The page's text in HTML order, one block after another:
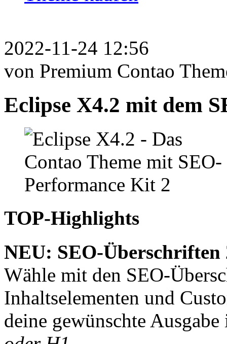
2022-11-24 12:56
von Premium Contao
Eclipse X4.2 mit dem
TOP-Highlights
NEU: SEO-Überschriften
Wähle mit den SEO-
Inhaltselementen und
deine gewünschte